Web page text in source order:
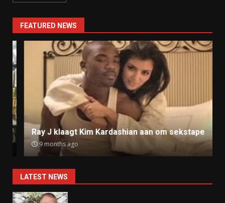
FEATURED NEWS
Ray J klaagt Kim Kardashian aan om sekstape
9 months ago
LATEST NEWS